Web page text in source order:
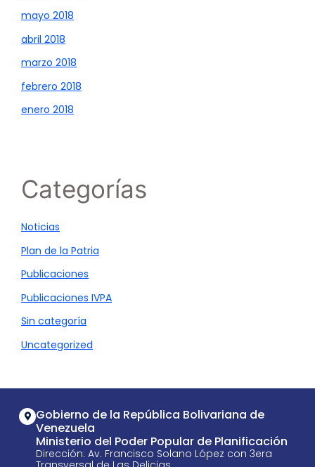
mayo 2018
abril 2018
marzo 2018
febrero 2018
enero 2018
Categorías
Noticias
Plan de la Patria
Publicaciones
Publicaciones IVPA
Sin categoría
Uncategorized
Gobierno de la República Bolivariana de
Venezuela
Ministerio del Poder Popular de Planificación
Dirección: Av. Francisco Solano López con 3era